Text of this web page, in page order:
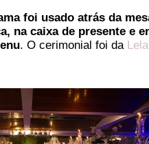
foi usado atrás da
na caixa de presente e
. O cerimonial foi da Lela